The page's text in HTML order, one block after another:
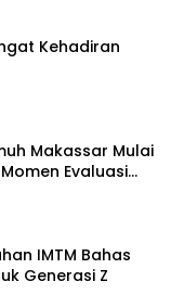
Kehadiran
Makassar Mulai
Evaluasi
IMTM Bahas
Generasi Z